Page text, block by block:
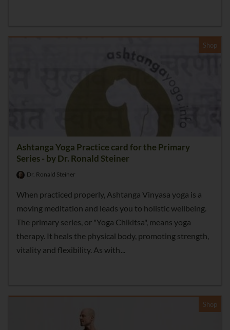
Shop
Ashtanga Yoga Practice card for the Primary
Series - by Dr. Ronald Steiner
Dr. Ronald Steiner
When practiced properly, Ashtanga Vinyasa yoga is a
moving meditation and leads you to holistic wellbeing.
The primary series, or "Yoga Chikitsa", means yoga
therapy. It heals the physical body, promoting strength,
vitality and flexibility. As with
Shop